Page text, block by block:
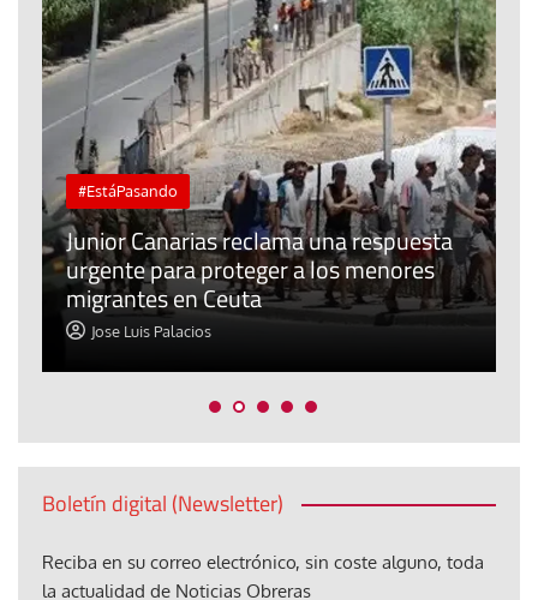
#EstáPasando
Junior Canarias reclama una respuesta
urgente para proteger a los menores
migrantes en Ceuta
Jose Luis Palacios
Boletín digital (Newsletter)
Reciba en su correo electrónico, sin coste alguno, toda
la actualidad de Noticias Obreras